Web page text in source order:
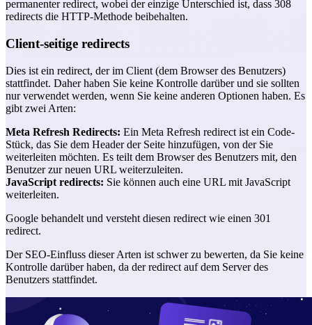
permanenter redirect, wobei der einzige Unterschied ist, dass 308
redirects die HTTP-Methode beibehalten.
Client-seitige redirects
Dies ist ein redirect, der im Client (dem Browser des Benutzers)
stattfindet. Daher haben Sie keine Kontrolle darüber und sie sollten
nur verwendet werden, wenn Sie keine anderen Optionen haben. Es
gibt zwei Arten:
Meta Refresh Redirects: Ein Meta Refresh redirect ist ein Code-
Stück, das Sie dem Header der Seite hinzufügen, von der Sie
weiterleiten möchten. Es teilt dem Browser des Benutzers mit, den
Benutzer zur neuen URL weiterzuleiten.
JavaScript redirects: Sie können auch eine URL mit JavaScript
weiterleiten.
Google behandelt und versteht diesen redirect wie einen 301
redirect.
Der SEO-Einfluss dieser Arten ist schwer zu bewerten, da Sie keine
Kontrolle darüber haben, da der redirect auf dem Server des
Benutzers stattfindet.